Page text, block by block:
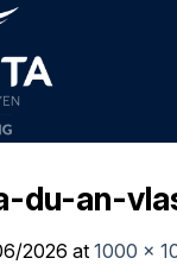
du-an-
2026 at 1000 ×